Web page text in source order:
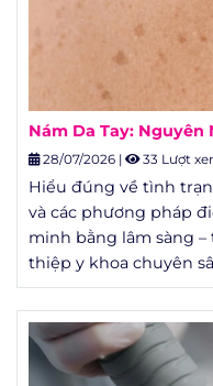
Nám Da Tay: Nguyên
28/07/2026 | 33 Lượt
Hiểu đúng về tình
và các phương pháp
minh bằng lâm sàng
thiệp y khoa chuyên